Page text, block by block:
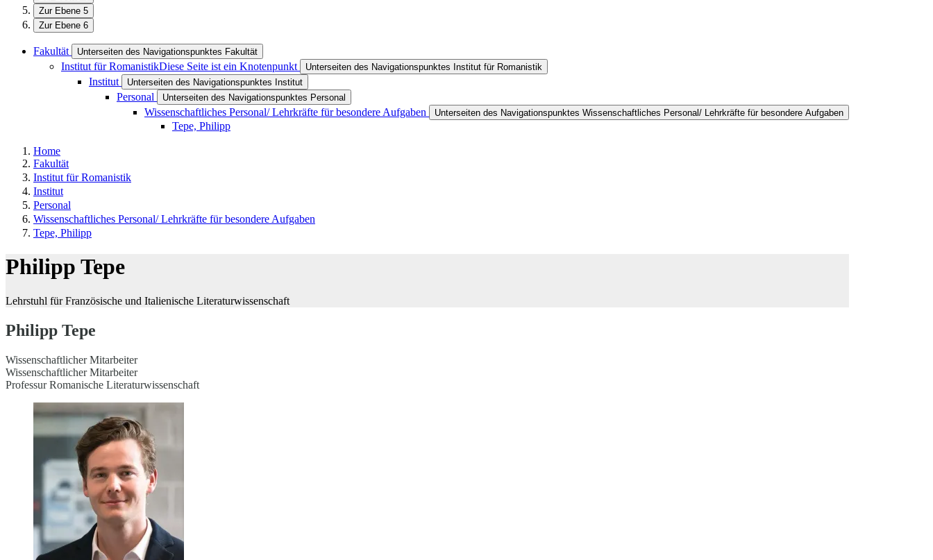
Zur Ebene 5
Zur Ebene 6
Fakultät Unterseiten des Navigationspunktes Fakultät
Institut für RomanistikDiese Seite ist ein Knotenpunkt Unterseiten des Navigationspunktes Institut für Romanistik
Institut Unterseiten des Navigationspunktes Institut
Personal Unterseiten des Navigationspunktes Personal
Wissenschaftliches Personal/ Lehrkräfte für besondere Aufgaben Unterseiten des Navigationspunktes Wissenschaftliches Personal/ Lehrkräfte für besondere Aufgaben
Tepe, Philipp
Home
Fakultät
Institut für Romanistik
Institut
Personal
Wissenschaftliches Personal/ Lehrkräfte für besondere Aufgaben
Tepe, Philipp
Philipp Tepe
Lehrstuhl für Französische und Italienische Literaturwissenschaft
Philipp Tepe
Wissenschaftlicher Mitarbeiter
Wissenschaftlicher Mitarbeiter
Professur Romanische Literaturwissenschaft